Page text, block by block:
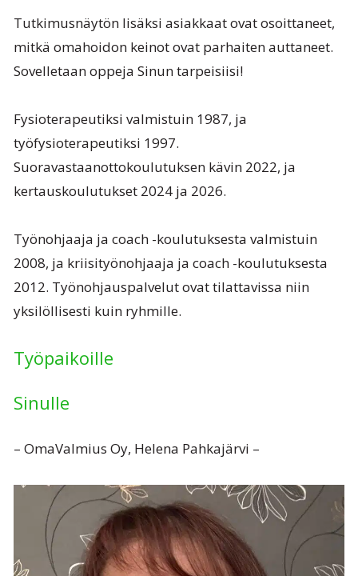
Tutkimusnäytön lisäksi asiakkaat ovat osoittaneet,
mitkä omahoidon keinot ovat parhaiten auttaneet.
Sovelletaan oppeja Sinun tarpeisiisi!
Fysioterapeutiksi valmistuin 1987, ja
työfysioterapeutiksi 1997.
Suoravastaanottokoulutuksen kävin 2022, ja
kertauskoulutukset 2024 ja 2026.
Työnohjaaja ja coach -koulutuksesta valmistuin
2008, ja kriisityönohjaaja ja coach -koulutuksesta
2012. Työnohjauspalvelut ovat tilattavissa niin
yksilöllisesti kuin ryhmille.
Työpaikoille
Sinulle
– OmaValmius Oy, Helena Pahkajärvi –